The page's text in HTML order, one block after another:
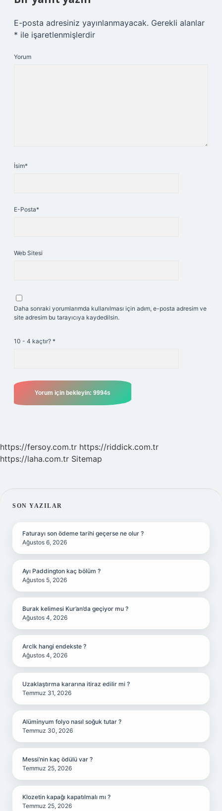
E-posta adresiniz yayınlanmayacak. Gerekli alanlar
* ile işaretlenmişlerdir
Yorum
İsim*
E-Posta*
Web Sitesi
Daha sonraki yorumlarımda kullanılması için adım, e-posta adresim ve
site adresim bu tarayıcıya kaydedilsin.
10 - 4 kaçtır? *
https://fersoy.com.tr https://riddick.com.tr
https://laha.com.tr Sitemap
SIDEBAR
SON YAZILAR
Faturayı son ödeme tarihi geçerse ne olur ?
Ağustos 6, 2026
Ayı Paddington kaç bölüm ?
Ağustos 5, 2026
Burak kelimesi Kur’an’da geçiyor mu ?
Ağustos 4, 2026
Arclk hangi endekste ?
Ağustos 4, 2026
Uzaklaştırma kararına itiraz edilir mi ?
Temmuz 31, 2026
Alüminyum folyo nasıl soğuk tutar ?
Temmuz 30, 2026
Messi’nin kaç ödülü var ?
Temmuz 25, 2026
Klozetin kapağı kapatılmalı mı ?
Temmuz 25, 2026